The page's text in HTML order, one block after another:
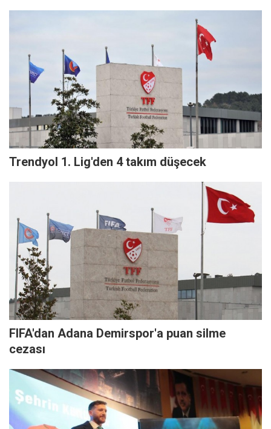
Trendyol 1. Lig'den 4 takım düşecek
FIFA'dan Adana Demirspor'a puan silme
cezası